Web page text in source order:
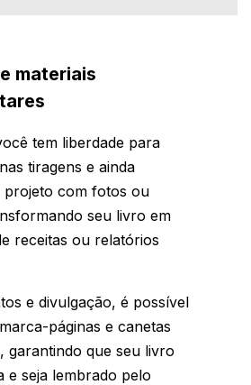
materiais
tem liberdade para
tiragens e ainda
projeto com fotos ou
seu livro em
receitas ou relatórios
e divulgação, é possível
páginas e canetas
garantindo que seu livro
e seja lembrado pelo